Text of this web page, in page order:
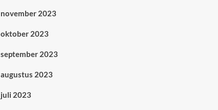
november 2023
oktober 2023
september 2023
augustus 2023
juli 2023